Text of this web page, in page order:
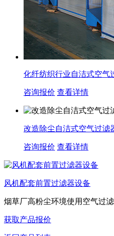
化纤纺织行业自洁式空气
咨询报价 查看详情
改造除尘自洁式空气过滤
咨询报价 查看详情
风机配套前置过滤器设备
烟草厂高粉尘环境使用空气过
获取产品报价